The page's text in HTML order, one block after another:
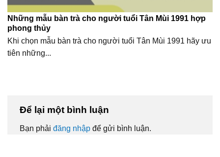
Những mẫu bàn trà cho người tuổi Tân Mùi 1991 hợp
phong thủy
Khi chọn mẫu bàn trà cho người tuổi Tân Mùi 1991 hãy ưu
tiên những...
Để lại một bình luận
Bạn phải đăng nhập để gửi bình luận.